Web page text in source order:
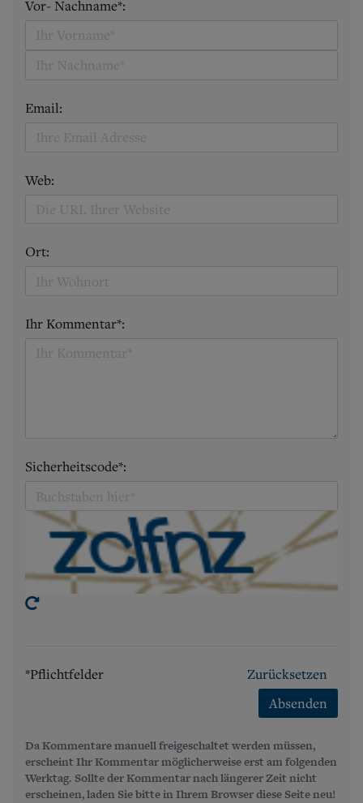
Vor- Nachname*:
Email:
Web:
Ort:
Ihr Kommentar*:
Sicherheitscode*:
*Pflichtfelder
Zurücksetzen
Absenden
Da Kommentare manuell freigeschaltet werden müssen,
erscheint Ihr Kommentar möglicherweise erst am folgenden
Werktag. Sollte der Kommentar nach längerer Zeit nicht
erscheinen, laden Sie bitte in Ihrem Browser diese Seite neu!